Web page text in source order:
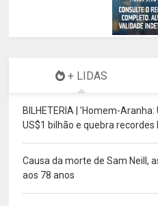
+ LIDAS
BILHETERIA | 'Homem-
US$1 bilhão e quebra
Causa da morte de Sam Neill,
aos 78 anos